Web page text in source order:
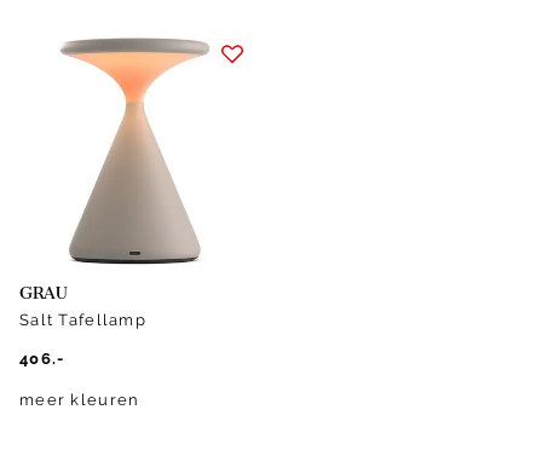
GRAU
Salt Tafellamp
406.-
meer kleuren